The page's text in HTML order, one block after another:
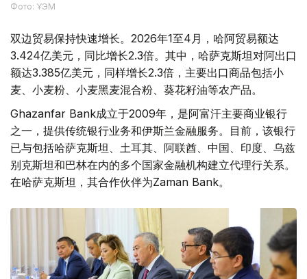
Фото: ҰЭМ
双边贸易保持快速增长。2026年1至4月，哈阿贸易额达
3.424亿美元，同比增长2.3倍。其中，哈萨克斯坦对阿出口
额达3.385亿美元，同样增长2.3倍，主要出口商品包括小
麦、小麦粉、小麦黑麦混合粉、葵花籽油等农产品。
Ghazanfar Bank成立于2009年，是阿富汗主要商业银行
之一，提供传统银行业务和伊斯兰金融服务。目前，该银行
已与包括哈萨克斯坦、土耳其、阿联酋、中国、印度、乌兹
别克斯坦和巴林在内的多个国家金融机构建立代理行关系。
在哈萨克斯坦，其合作伙伴为Zaman Bank。